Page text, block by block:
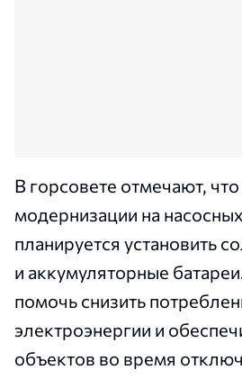
В горсовете отмечают,
модернизации на
планируется установить
и аккумуляторные
помочь снизить
электроэнергии и
объектов во время